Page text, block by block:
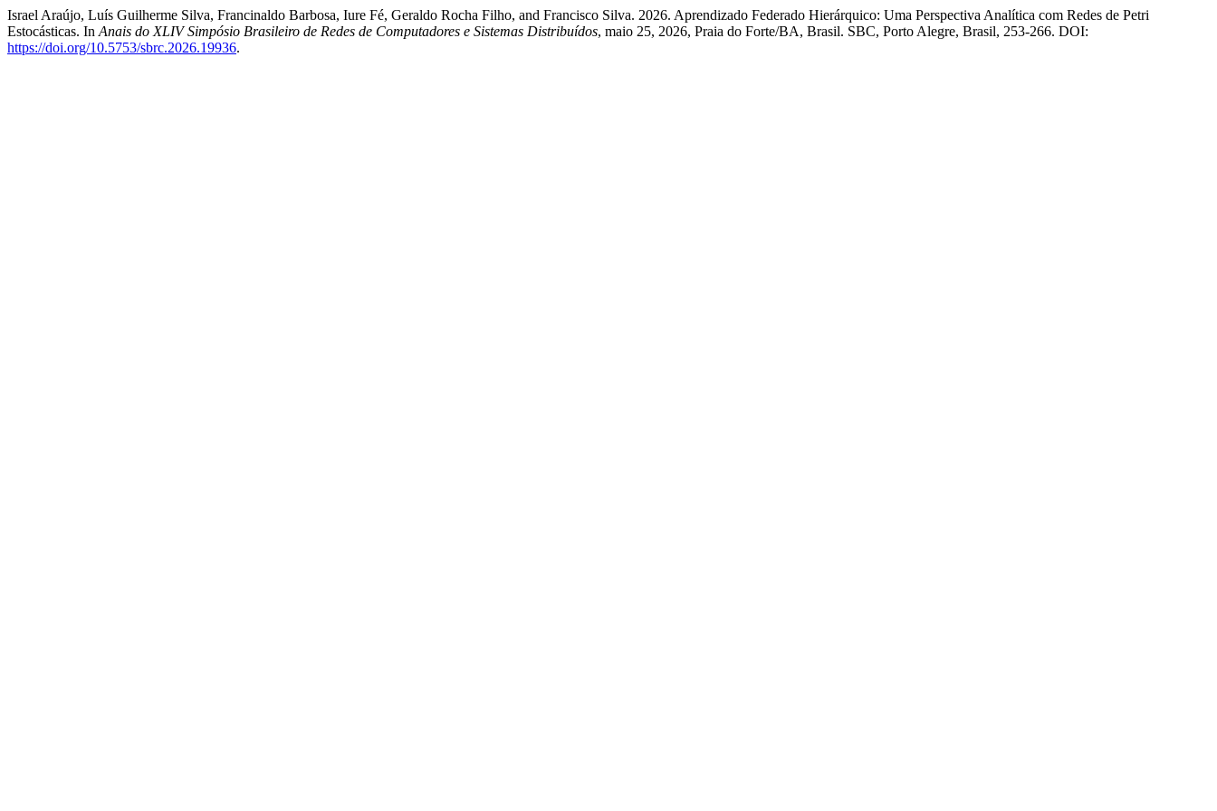
Israel Araújo, Luís Guilherme Silva, Francinaldo Barbosa, Iure Fé, Geraldo Rocha Filho, and Francisco Silva. 2026. Aprendizado Federado Hierárquico: Uma Perspectiva Analítica com Redes de Petri
Estocásticas. In Anais do XLIV Simpósio Brasileiro de Redes de Computadores e Sistemas Distribuídos, maio 25, 2026, Praia do Forte/BA, Brasil. SBC, Porto Alegre, Brasil, 253-266. DOI:
https://doi.org/10.5753/sbrc.2026.19936.